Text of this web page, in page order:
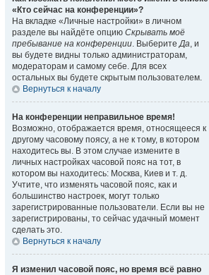
«Кто сейчас на конференции»?
На вкладке «Личные настройки» в личном
разделе вы найдёте опцию Скрывать моё
пребывание на конференции. ВыберитеДа, и
вы будете видны только администраторам,
модераторам и самому себе. Для всех
остальных вы будете скрытым пользователем.
Вернуться к началу
На конференции неправильное время!
Возможно, отображается время, относящееся к
другому часовому поясу, а не к тому, в котором
находитесь вы. В этом случае измените в
личных настройках часовой пояс на тот, в
котором вы находитесь: Москва, Киев и т. д.
Учтите, что изменять часовой пояс, как и
большинство настроек, могут только
зарегистрированные пользователи. Если вы не
зарегистрированы, то сейчас удачный момент
сделать это.
Вернуться к началу
Я изменил часовой пояс, но время всё равно